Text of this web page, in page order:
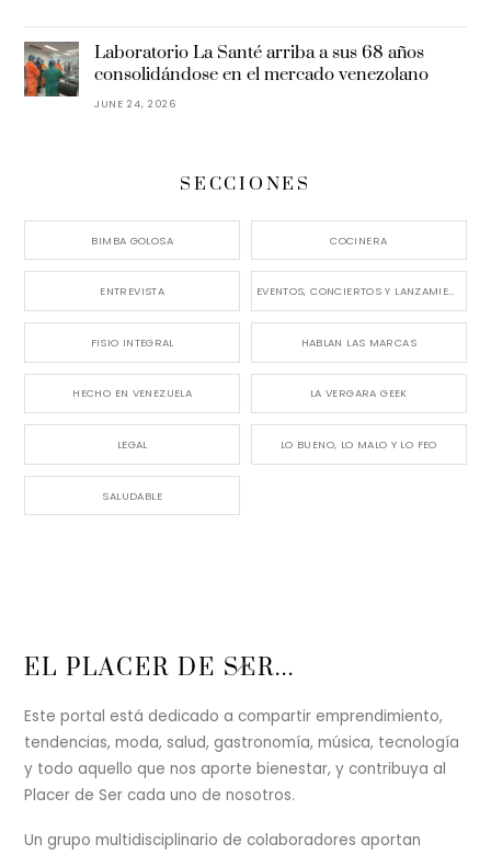
Laboratorio La Santé arriba a sus 68 años
consolidándose en el mercado venezolano
JUNE 24, 2026
SECCIONES
BIMBA GOLOSA COCINERA
ENTREVISTA EVENTOS, CONCIERTOS Y LANZAMIENTOS
FISIO INTEGRAL HABLAN LAS MARCAS
HECHO EN VENEZUELA LA VERGARA GEEK
LEGAL LO BUENO, LO MALO Y LO FEO
SALUDABLE
Back
Top
EL PLACER DE SER...
Este portal está dedicado a compartir emprendimiento,
tendencias, moda, salud, gastronomía, música, tecnología
y todo aquello que nos aporte bienestar, y contribuya al
Placer de Ser cada uno de nosotros.
Un grupo multidisciplinario de colaboradores aportan